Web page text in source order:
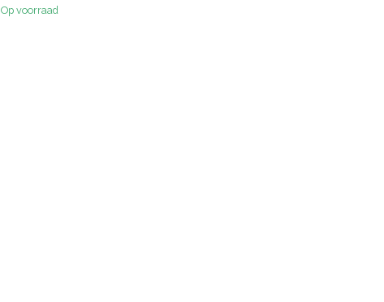
Op voorraad